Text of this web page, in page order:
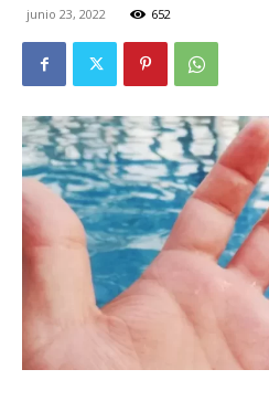
junio 23, 2022 652